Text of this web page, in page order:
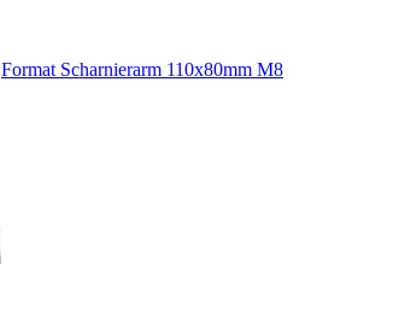
Format Scharnierarm 110x80mm M8